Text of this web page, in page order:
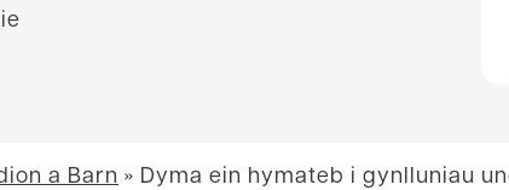
a Barn » Dyma ein hymateb i gynlluniau